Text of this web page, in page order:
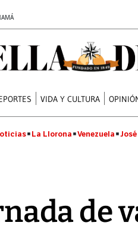
VIDA Y CULTURA
La Llorona Venezuela
de